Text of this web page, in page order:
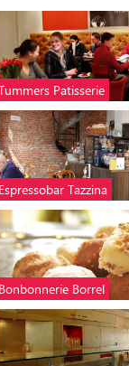
Patisserie
Espressobar Tazzina
Bonbonnerie Borrel